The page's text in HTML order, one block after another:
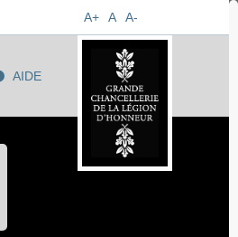
A+ A A-
AIDE